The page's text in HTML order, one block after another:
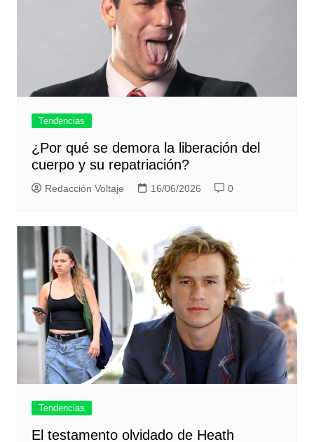
Tendencias
¿Por qué se demora la liberación del
cuerpo y su repatriación?
Redacción Voltaje 16/06/2026 0
Tendencias
El testamento olvidado de Heath